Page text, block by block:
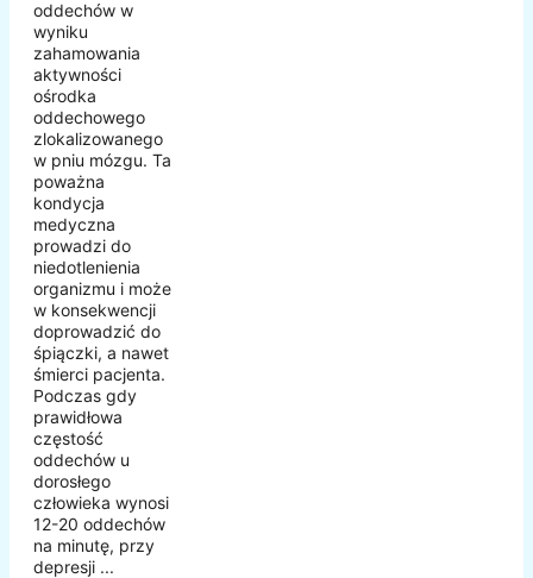
oddechów w
wyniku
zahamowania
aktywności
ośrodka
oddechowego
zlokalizowanego
w pniu mózgu. Ta
poważna
kondycja
medyczna
prowadzi do
niedotlenienia
organizmu i może
w konsekwencji
doprowadzić do
śpiączki, a nawet
śmierci pacjenta.
Podczas gdy
prawidłowa
częstość
oddechów u
dorosłego
człowieka wynosi
12-20 oddechów
na minutę, przy
depresji ...